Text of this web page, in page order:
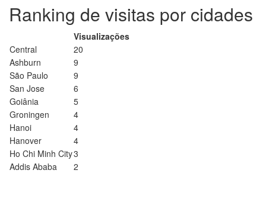
Ranking de visitas por cidades
Visualizações
Central
20
Ashburn
9
São Paulo
9
San Jose
6
Goiânia
5
Groningen
4
Hanoi
4
Hanover
4
Ho Chi Minh City3
Addis Ababa
2